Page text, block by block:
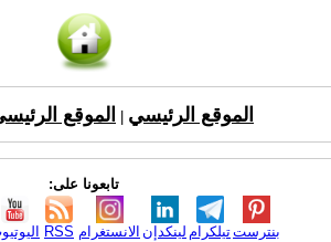
الموقع الرئيسي الموقع
تابعونا على:
RSS الانستغرام لينكدإن تيلكرامبنترست